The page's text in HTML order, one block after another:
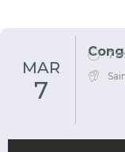
MAR
7
7